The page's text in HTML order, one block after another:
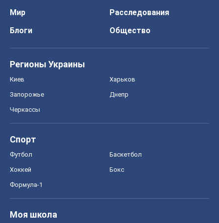
Мир
Расследования
Блоги
Общество
Регионы Украины
Киев Харьков
Запорожье Днепр
Черкассы
Спорт
Футбол Баскетбол
Хоккей Бокс
Формула-1
Моя школа